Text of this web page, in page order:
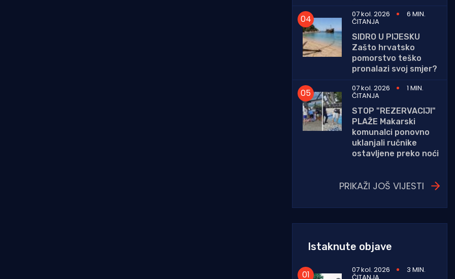
07 kol. 2026
6 MIN.
ČITANJA
SIDRO U PIJESKU
Zašto hrvatsko
pomorstvo teško
pronalazi svoj smjer?
07 kol. 2026
1 MIN.
ČITANJA
STOP "REZERVACIJI"
PLAŽE Makarski
komunalci ponovno
uklanjali ručnike
ostavljene preko noći
PRIKAŽI JOŠ VIJESTI
Istaknute objave
07 kol. 2026 3 MIN.
ČITANJA